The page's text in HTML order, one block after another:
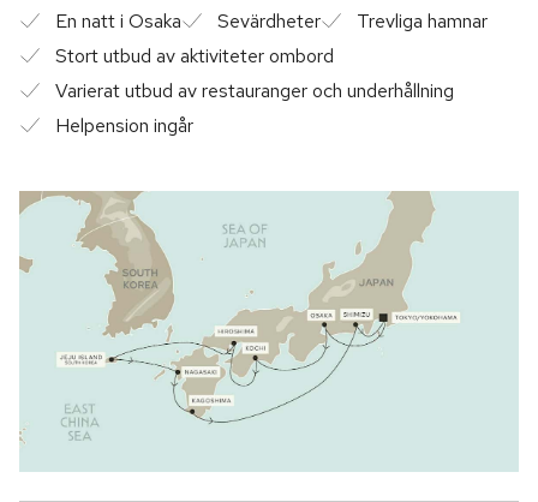
En natt i Osaka
Sevärdheter
Trevliga hamnar
Stort utbud av aktiviteter ombord
Varierat utbud av restauranger och underhållning
Helpension ingår